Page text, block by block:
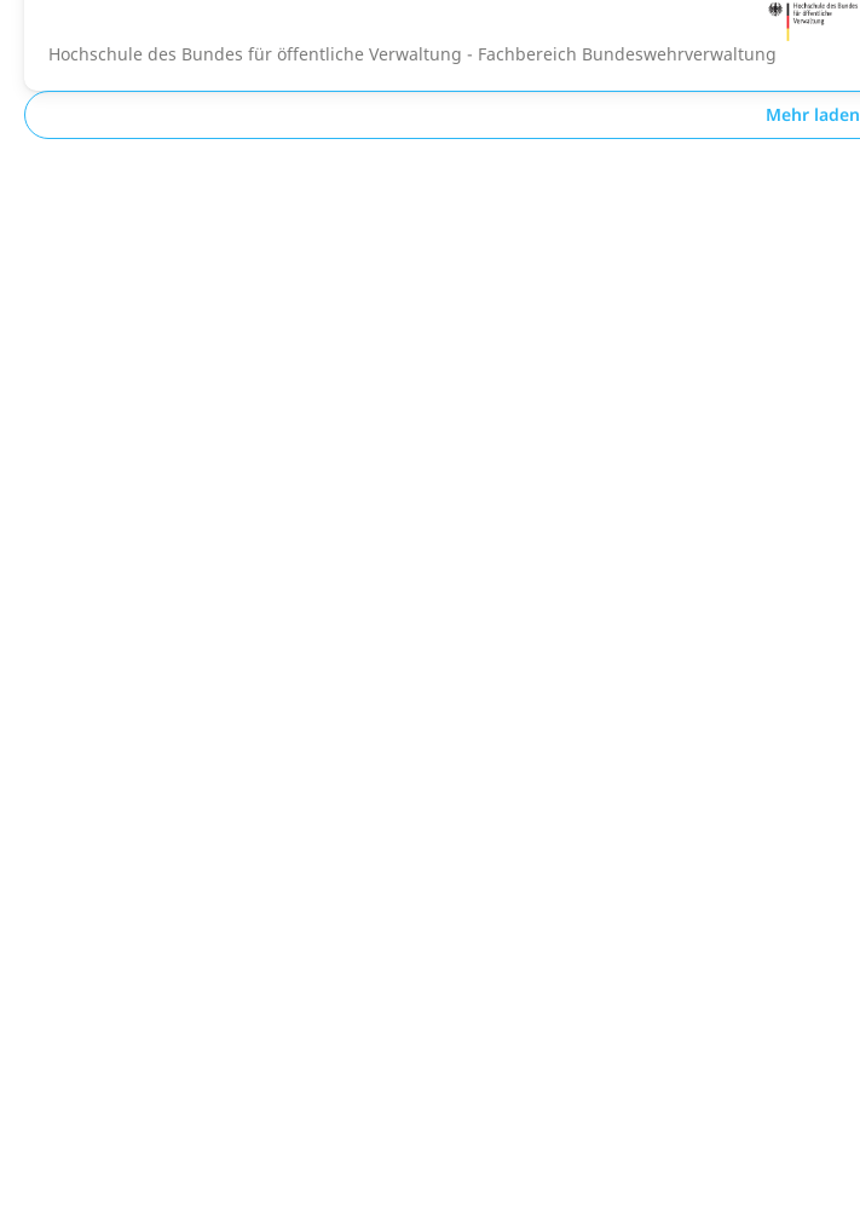
Hochschule des Bundes für öffentliche Verwaltung - Fachbereich Bundeswehrverwaltung
Mehr laden